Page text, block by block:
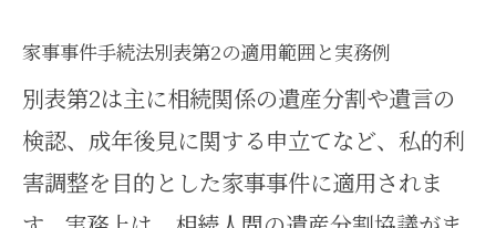
家事事件手続法別表第2の適用範囲と実務例
別表第2は主に相続関係の遺産分割や遺言の
検認、成年後見に関する申立てなど、私的利
害調整を目的とした家事事件に適用されま